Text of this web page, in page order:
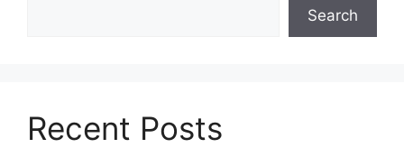
Search
Recent Posts